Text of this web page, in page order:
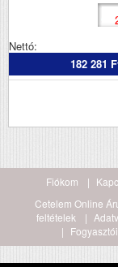
Nettó:
182 281
Fiókom
Cetelem Online
feltételek